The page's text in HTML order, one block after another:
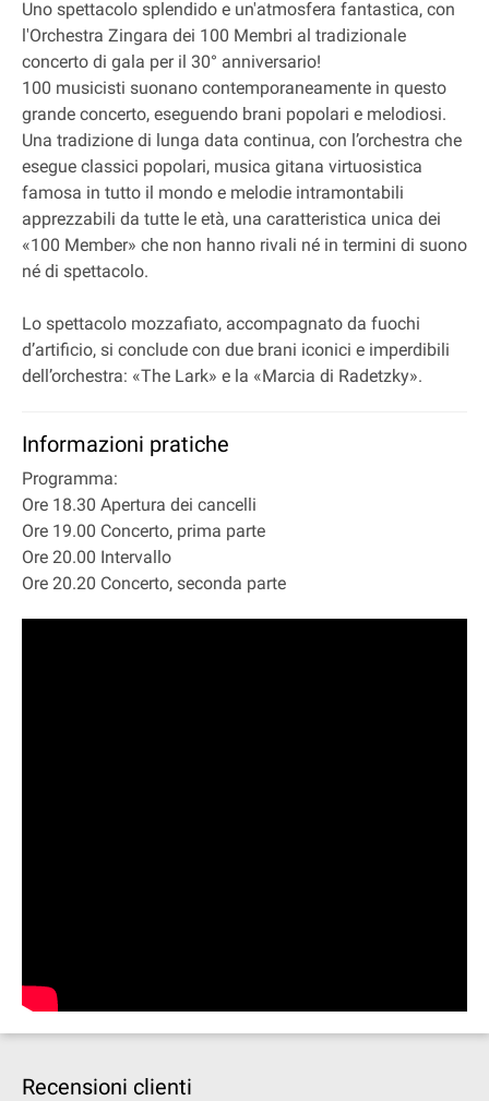
Uno spettacolo splendido e un'atmosfera fantastica, con
l'Orchestra Zingara dei 100 Membri al tradizionale
concerto di gala per il 30° anniversario!
100 musicisti suonano contemporaneamente in questo
grande concerto, eseguendo brani popolari e melodiosi.
Una tradizione di lunga data continua, con l’orchestra che
esegue classici popolari, musica gitana virtuosistica
famosa in tutto il mondo e melodie intramontabili
apprezzabili da tutte le età, una caratteristica unica dei
«100 Member» che non hanno rivali né in termini di suono
né di spettacolo.
Lo spettacolo mozzafiato, accompagnato da fuochi
d’artificio, si conclude con due brani iconici e imperdibili
dell’orchestra: «The Lark» e la «Marcia di Radetzky».
Informazioni pratiche
Programma:
Ore 18.30 Apertura dei cancelli
Ore 19.00 Concerto, prima parte
Ore 20.00 Intervallo
Ore 20.20 Concerto, seconda parte
Recensioni clienti